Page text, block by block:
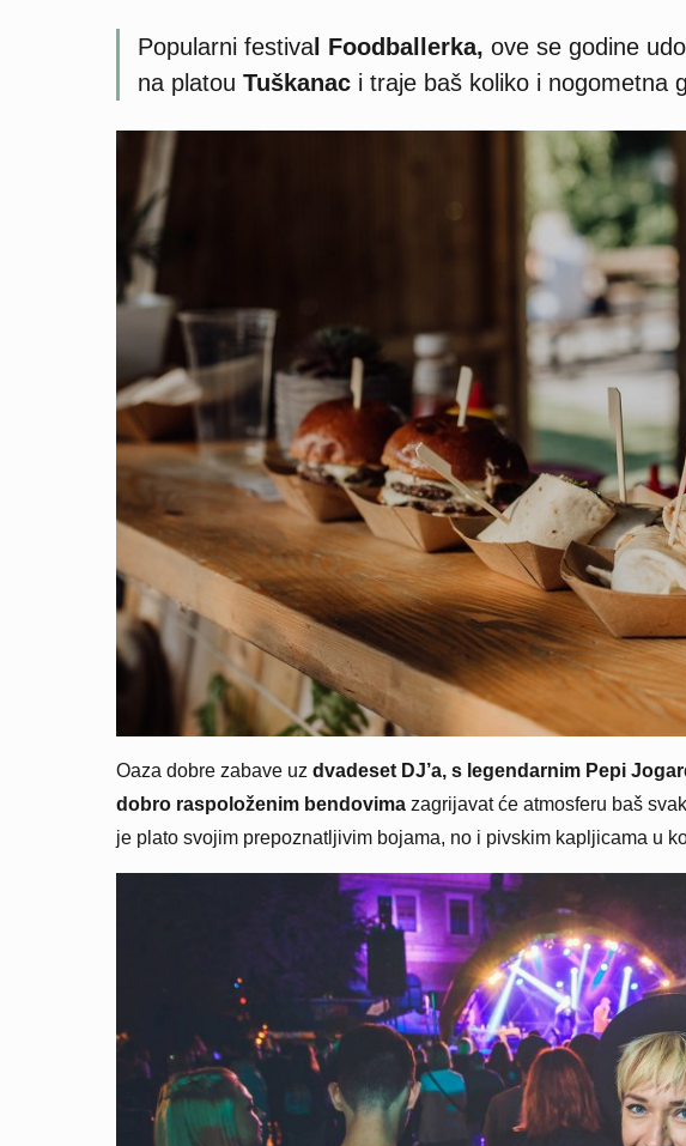
Popularni festiva l Foodballerka, ove se godine
na platou Tuškanac i traje baš koliko i nogometna
Oaza dobre zabave uz dvadeset DJ’a, s legendarnim Pepi
dobro raspoloženim bendovima zagrijavat će atmosferu baš
je plato svojim prepoznatljivim bojama, no i pivskim kapljicama u